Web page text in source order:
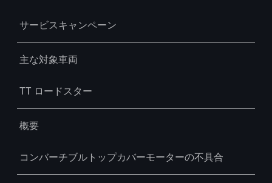
サービスキャンペーン
主な対象車両
TT ロードスター
概要
コンバーチブルトップカバーモーターの不具合